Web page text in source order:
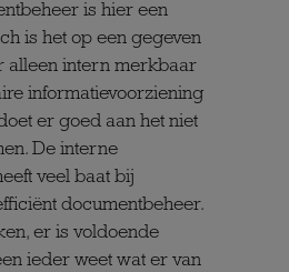
is hier een
is het op een gegeven
alleen intern merkbaar
informatievoorziening
er goed aan het niet
De interne
veel baat bij
documentbeheer.
er is voldoende
ieder weet wat er van